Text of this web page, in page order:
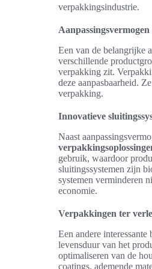
verpakkingsindustrie.
Een van de belangrijke
verschillende
verpakking zit.
deze aanpasbaarheid.
verpakking.
Innovatieve
Naast
gebruik, waardoor
sluitingssystemen zijn
systemen verminderen
economie.
Verpakkingen ter
Een andere
levensduur van het
optimaliseren van de
coatings, ademende